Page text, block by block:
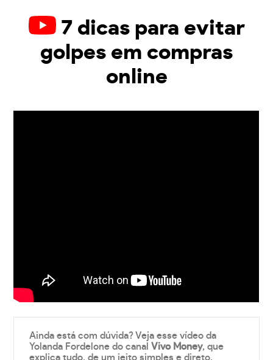
7 dicas para evitar
golpes em compras
online
Ainda está com dúvida? Veja esse vídeo da
Yolanda Fordelone do canalVivo Money, que
explica tudo, de um jeito simples e direto.